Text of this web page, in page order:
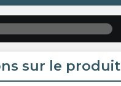
sur le produit